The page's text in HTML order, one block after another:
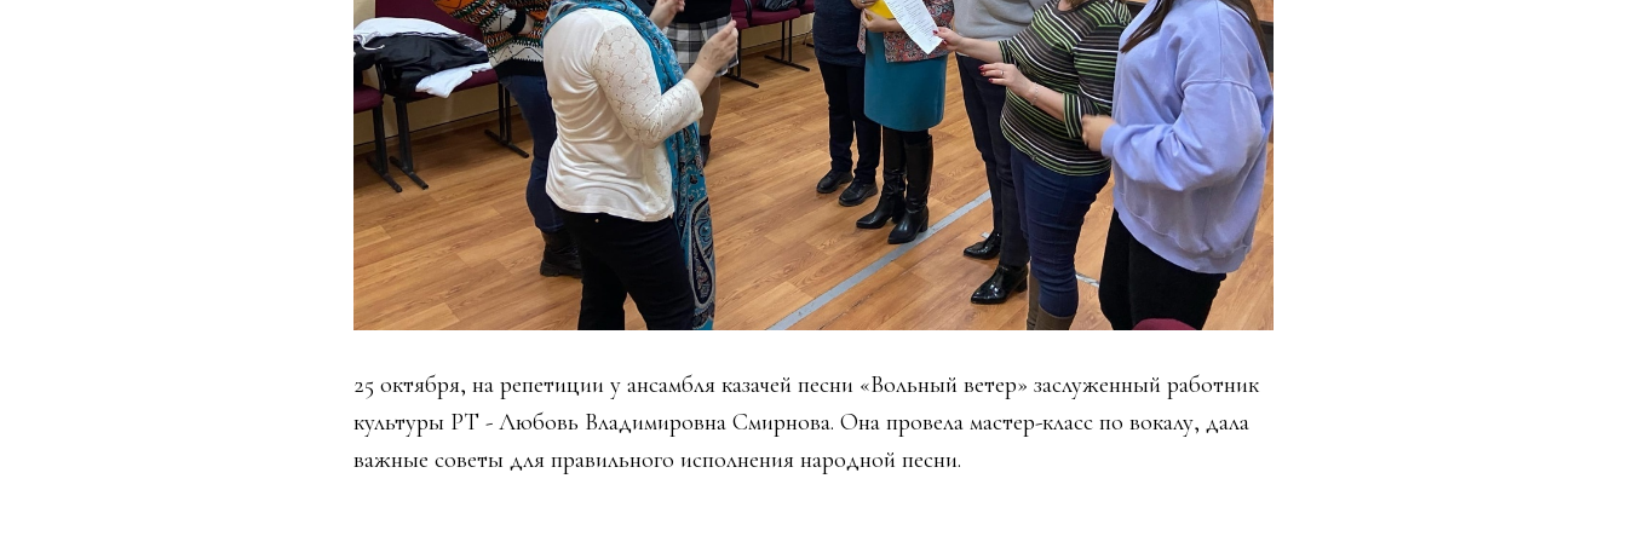
25 октября, на репетиции у ансамбля казачей песни «Вольный ветер» заслуженный работник
культуры РТ - Любовь Владимировна Смирнова. Она провела мастер-класс по вокалу, дала
важные советы для правильного исполнения народной песни.